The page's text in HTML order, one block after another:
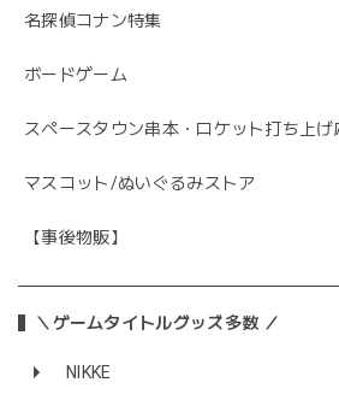
名探偵コナン特集
ボードゲーム
スペースタウン串本・ロケット打ち上げ
マスコット/ぬいぐるみストア
【事後物販】
＼ゲームタイトルグッズ多数 ／
NIKKE